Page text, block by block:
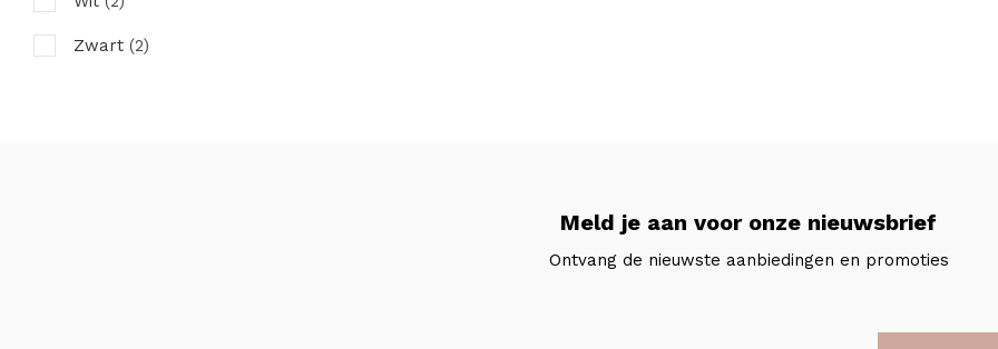
Zwart (2)
Meld je aan voor onze nieuwsbrief
Ontvang de nieuwste aanbiedingen en promoties